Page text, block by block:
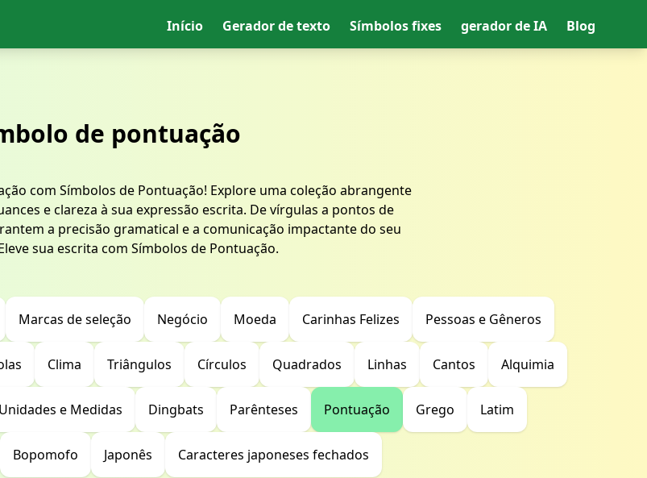
Início Gerador de texto Símbolos fixes gerador de IA Blog
de pontuação
com Símbolos de Pontuação! Explore uma coleção abrangente
e clareza à sua expressão escrita. De vírgulas a pontos de
a precisão gramatical e a comunicação impactante do seu
sua escrita com Símbolos de Pontuação.
Marcas de seleção Negócio Moeda Carinhas Felizes Pessoas e Gêneros
Clima Triângulos Círculos Quadrados Linhas Cantos Alquimia
Unidades e Medidas Dingbats Parênteses Pontuação Grego Latim
Bopomofo Japonês Caracteres japoneses fechados